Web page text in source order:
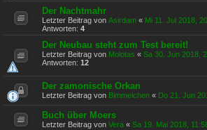
Der Nachtmahr
Letzter Beitrag von Asirdam « Mi 11. Jul 2018,
Antworten: 4
Der Neubau steht zum Test bereit!
Letzter Beitrag von Molotas « Sa 30. Jun 2018,
Antworten: 12
Der zamonische Orkan
Letzter Beitrag von Bimmelchen « Do 21. Jun
Buch über Moers
Letzter Beitrag von Vera « Sa 19. Mai 2018,